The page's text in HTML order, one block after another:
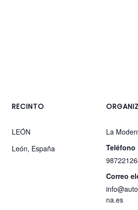
RECINTO
LEÓN
León, España
La
Teléfono
Correo
na.es